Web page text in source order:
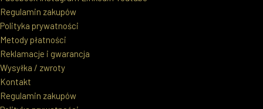
Regulamin zakupów
Polityka prywatności
Metody płatności
Reklamacje i gwarancja
Wysyłka / zwroty
Kontakt
Regulamin zakupów